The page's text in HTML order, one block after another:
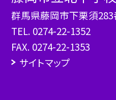
群馬県藤岡市下栗須
TEL. 0274-22-1352
FAX. 0274-22-1353
サイトマップ